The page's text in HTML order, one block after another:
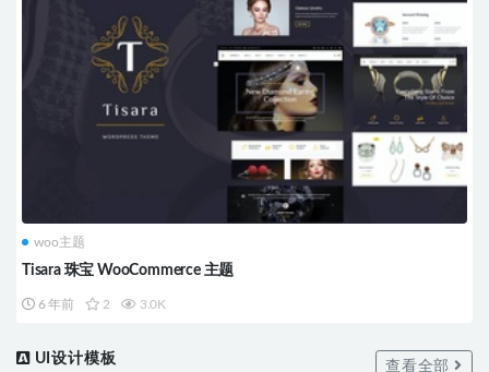
woo主题
Tisara 珠宝 WooCommerce 主题
6 年前 2 3.0K
UI设计模板 查看全部